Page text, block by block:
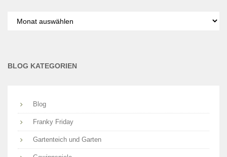
nach
BLOG KATEGORIEN
Blog
Franky Friday
Gartenteich und Garten